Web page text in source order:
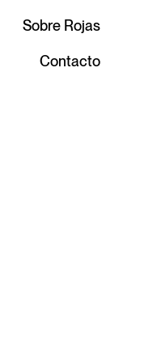
Sobre Rojas
Contacto